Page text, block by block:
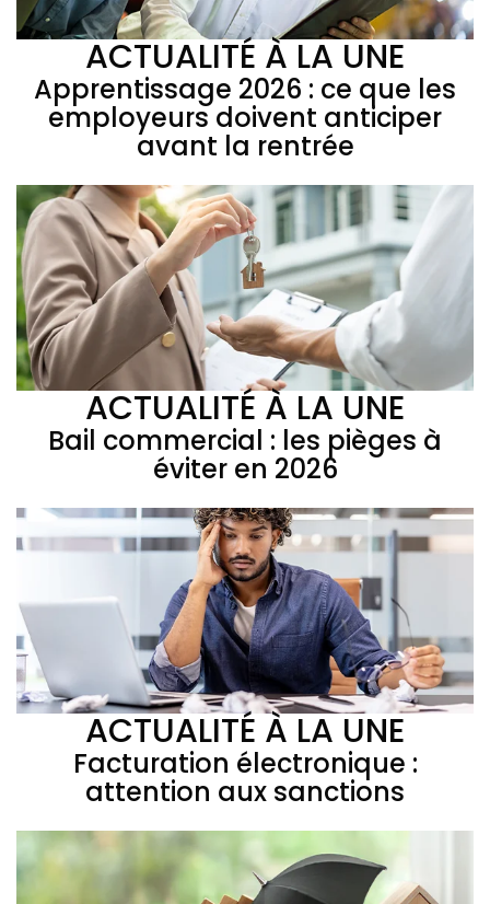
ACTUALITÉ À LA UNE
Apprentissage 2026 : ce que les
employeurs doivent anticiper
avant la rentrée
ACTUALITÉ À LA UNE
Bail commercial : les pièges à
éviter en 2026
ACTUALITÉ À LA UNE
Facturation électronique :
attention aux sanctions